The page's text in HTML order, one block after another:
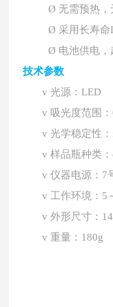
Ø 无需预热，
Ø 采用长寿命
Ø 电池供电，
技术参数
v 光源：LED
v 吸光度范围：
v 光学稳定性：
v 样品瓶种类：
v 仪器电源： 7
v 工作环境： 5
v 外形尺寸：
v 重量： 180g